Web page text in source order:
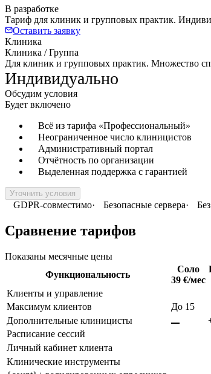
В разработке
Тариф для клиник и групповых практик.
Оставить заявку
Клиника
Клиника / Группа
Для клиник и групповых практик. Множество
Индивидуально
Обсудим условия
Будет включено
Всё из тарифа «Профессиональный»
Неограниченное число клиницистов
Административный портал
Отчётность по организации
Выделенная поддержка с гарантией
Уточнить условия
GDPR-совместимо· Безопасные сервера·
Сравнение тарифов
Показаны месячные цены
Функциональность
Соло
39 €/мес
Клиенты и управление
Максимум клиентов
До 15
Дополнительные клиницисты
Расписание сессий
Личный кабинет клиента
Клинические инструменты